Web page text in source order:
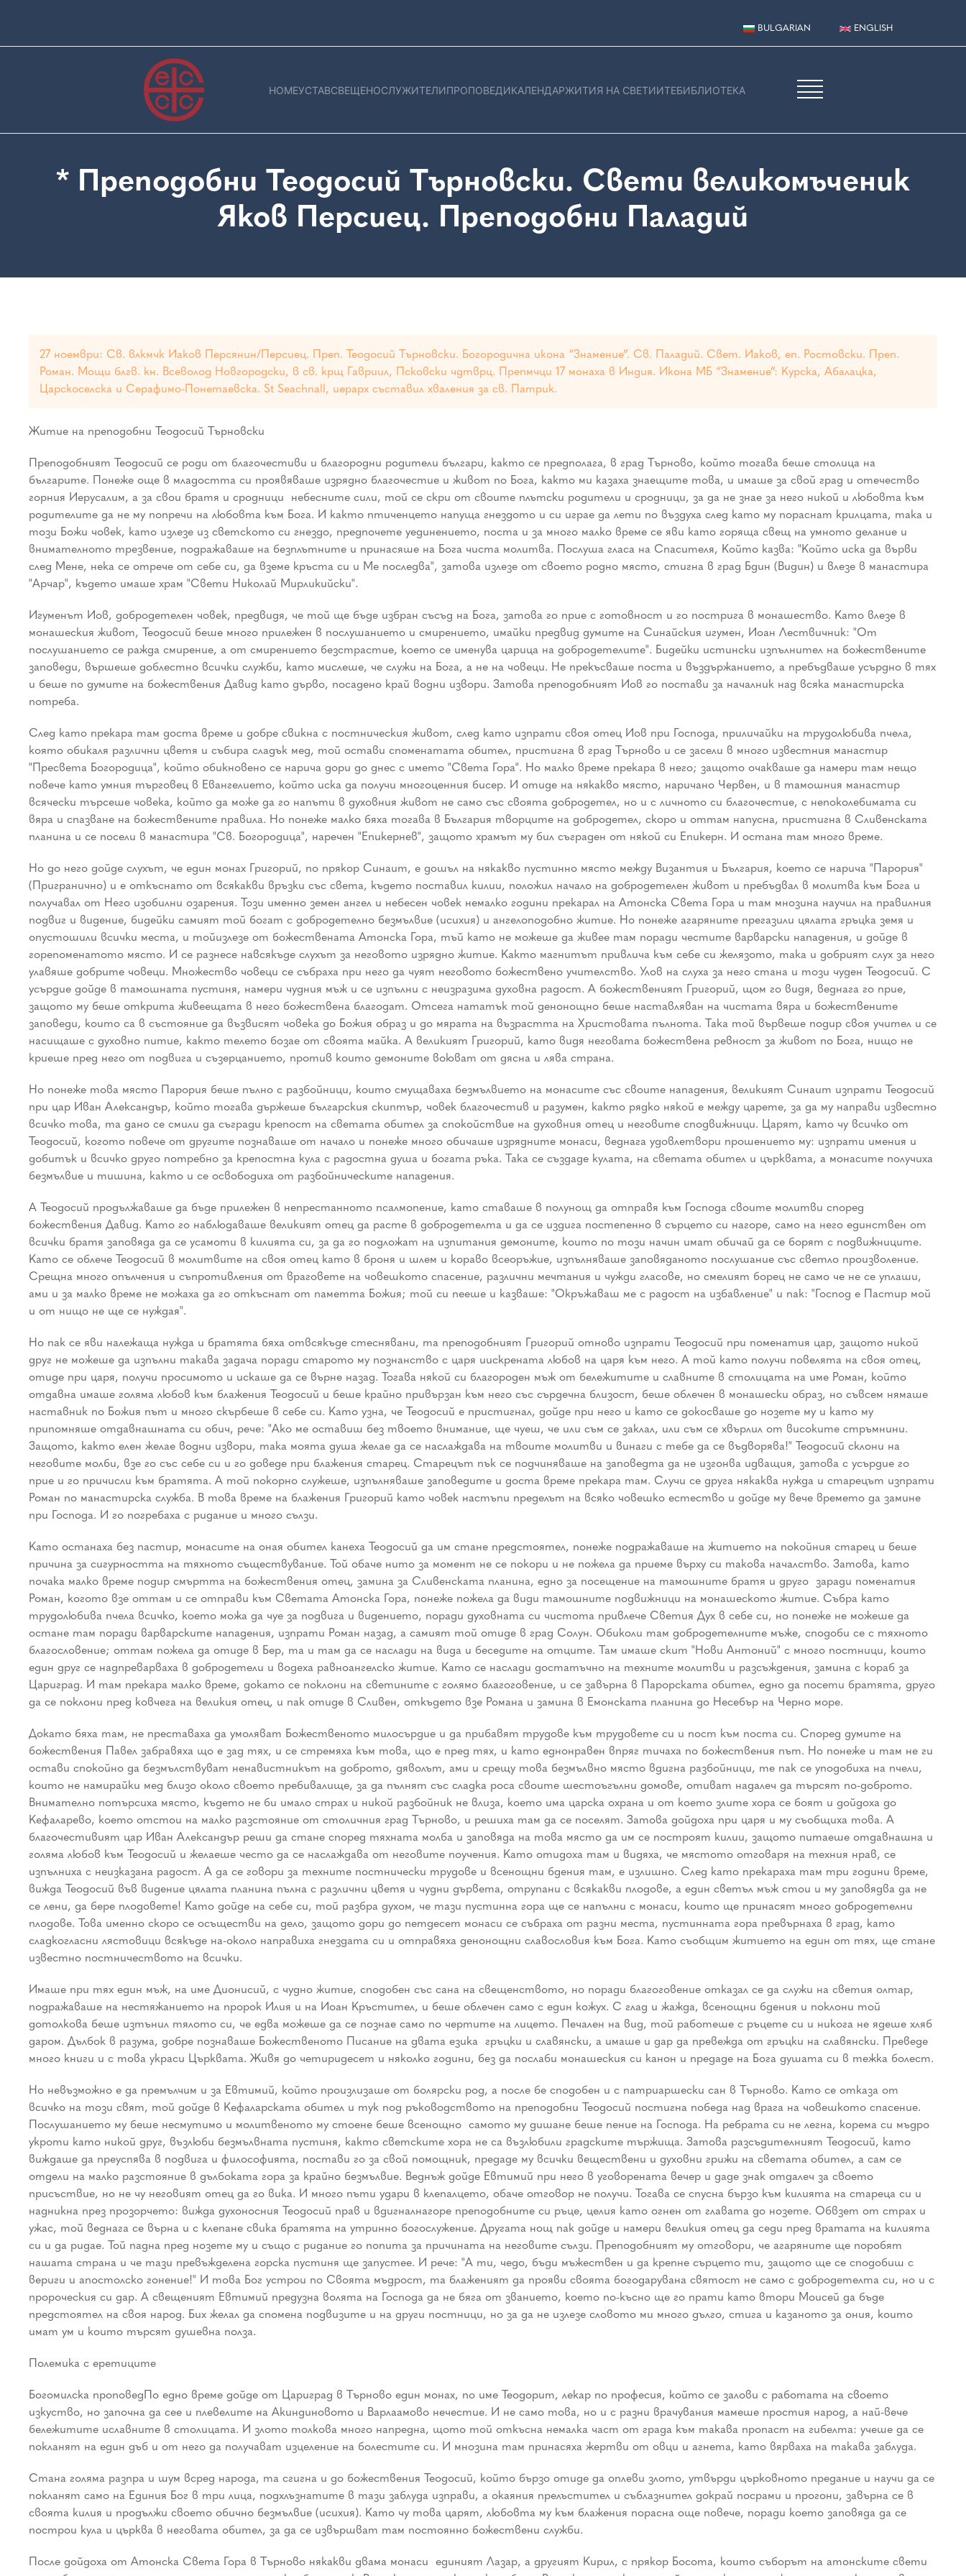
main
BULGARIAN ENGLISH
HOMEУСТАВСВЕЩЕНОСЛУЖИТЕЛИПРОПОВЕДИКАЛЕНДАРЖИТИЯ НА СВЕТИИТЕБИБЛИОТЕКА
* Преподобни Теодосий Търновски. Свети великомъченик
Яков Персиец. Преподобни Паладий
27 ноември: Св. влкмчк Иаков Персянин/Персиец. Преп. Теодосий Търновски. Богородична икона “Знамение”. Св. Паладий. Свет. Иаков, еп. Ростовски. Преп.
Роман. Мощи блгв. кн. Всеволод Новгородски, в св. крщ Гавриил, Псковски чдтврц. Препмчци 17 монаха в Индия. Икона МБ “Знамение”: Курска, Абалацка,
Царскоселска и Серафимо-Понетаевска. St Seachnall, иерарх съставил хваления за св. Патрик.
Житие на преподобни Теодосий Търновски
Преподобният Теодосий се роди от благочестиви и благородни родители българи, както се предполага, в град Търново, който тогава беше столица на
българите. Понеже още в младостта си проявяваше изрядно благочестие и живот по Бога, както ми казаха знаещите това, и имаше за свой град и отечество
горния Иерусалим, а за свои братя и сродници ­ небесните сили, той се скри от своите плътски родители и сродници, за да не знае за него никой и любовта към
родителите да не му попречи на любовта към Бога. И както птиченцето напуща гнездото и си играе да лети по въздуха след като му пораснат крилцата, така и
този Божи човек, като излезе из светското си гнездо, предпочете уединението, поста и за много малко време се яви като горяща свещ на умното делание и
внимателното трезвение, подражаваше на безплътните и принасяше на Бога чиста молитва. Послуша гласа на Спасителя, Който казва: "Който иска да върви
след Мене, нека се отрече от себе си, да вземе кръста си и Ме последва", затова излезе от своето родно място, стигна в град Бдин (Видин) и влезе в манастира
"Арчар", където имаше храм "Свети Николай Мирликийски".
Игуменът Иов, добродетелен човек, предвидя, че той ще бъде избран съсъд на Бога, затова го прие с готовност и го пострига в монашество. Като влезе в
монашеския живот, Теодосий беше много прилежен в послушанието и смирението, имайки предвид думите на Синайския игумен, Иоан Лествичник: "От
послушанието се ражда смирение, а от смирението безстрастие, което се именува царица на добродетелите". Бидейки истински изпълнител на божествените
заповеди, вършеше доблестно всички служби, като мислеше, че служи на Бога, а не на човеци. Не прекъсваше поста и въздържанието, а пребъдваше усърдно в тях
и беше по думите на божествения Давид като дърво, посадено край водни извори. Затова преподобният Иов го постави за началник над всяка манастирска
потреба.
След като прекара там доста време и добре свикна с постническия живот, след като изпрати своя отец Иов при Господа, приличайки на трудолюбива пчела,
която обикаля различни цветя и събира сладък мед, той остави споменатата обител, пристигна в град Търново и се засели в много известния манастир
"Пресвета Богородица", който обикновено се нарича дори до днес с името "Света Гора". Но малко време прекара в него; защото очакваше да намери там нещо
повече като умния търговец в Евангелието, който иска да получи многоценния бисер. И отиде на някакво място, наричано Червен, и в тамошния манастир
всячески търсеше човека, който да може да го напъти в духовния живот не само със своята добродетел, но и с личното си благочестие, с непоколебимата си
вяра и спазване на божествените правила. Но понеже малко бяха тогава в България творците на добродетел, скоро и оттам напусна, пристигна в Сливенската
планина и се посели в манастира "Св. Богородица", наречен "Епикернев", защото храмът му бил съграден от някой си Епикерн. И остана там много време.
Но до него дойде слухът, че един монах Григорий, по прякор Синаит, е дошъл на някакво пустинно място между Византия и България, което се нарича "Парория"
(Пригранично) и е откъснато от всякакви връзки със света, където поставил килии, положил начало на добродетелен живот и пребъдвал в молитва към Бога и
получавал от Него изобилни озарения. Този именно земен ангел и небесен човек немалко години прекарал на Атонска Света Гора и там мнозина научил на правилния
подвиг и видение, бидейки самият той богат с добродетелно безмълвие (исихия) и ангелоподобно житие. Но понеже агаряните прегазили цялата гръцка земя и
опустошили всички места, и тойизлезе от божествената Атонска Гора, тъй като не можеше да живее там поради честите варварски нападения, и дойде в
горепоменатото място. И се разнесе навсякъде слухът за неговото изрядно житие. Както магнитът привлича към себе си желязото, така и добрият слух за него
улавяше добрите човеци. Множество човеци се събраха при него да чуят неговото божествено учителство. Улов на слуха за него стана и този чуден Теодосий. С
усърдие дойде в тамошната пустиня, намери чудния мъж и се изпълни с неизразима духовна радост. А божественият Григорий, щом го видя, веднага го прие,
защото му беше открита живеещата в него божествена благодат. Отсега нататък той денонощно беше наставляван на чистата вяра и божествените
заповеди, които са в състояние да възвисят човека до Божия образ и до мярата на възрастта на Христовата пълнота. Така той вървеше подир своя учител и се
насищаше с духовно питие, както телето бозае от своята майка. А великият Григорий, като видя неговата божествена ревност за живот по Бога, нищо не
криеше пред него от подвига и съзерцанието, против които демоните воюват от дясна и лява страна.
Но понеже това място Парория беше пълно с разбойници, които смущаваха безмълвието на монасите със своите нападения, великият Синаит изпрати Теодосий
при цар Иван Александър, който тогава държеше българския скиптър, човек благочестив и разумен, както рядко някой е между царете, за да му направи известно
всичко това, та дано се смили да съгради крепост на светата обител за спокойствие на духовния отец и неговите сподвижници. Царят, като чу всичко от
Теодосий, когото повече от другите познаваше от начало и понеже много обичаше изрядните монаси, веднага удовлетвори прошението му: изпрати имения и
добитък и всичко друго потребно за крепостна кула с радостна душа и богата ръка. Така се създаде кулата, на светата обител и църквата, а монасите получиха
безмълвие и тишина, както и се освободиха от разбойническите нападения.
А Теодосий продължаваше да бъде прилежен в непрестанното псалмопение, като ставаше в полунощ да отправя към Господа своите молитви според
божествения Давид. Като го наблюдаваше великият отец да расте в добродетелта и да се издига постепенно в сърцето си нагоре, само на него единствен от
всички братя заповяда да се усамоти в килията си, за да го подложат на изпитания демоните, които по този начин имат обичай да се борят с подвижниците.
Като се облече Теодосий в молитвите на своя отец като в броня и шлем и кораво всеоръжие, изпълняваше заповяданото послушание със светло произволение.
Срещна много опълчения и съпротивления от враговете на човешкото спасение, различни мечтания и чужди гласове, но смелият борец не само че не се уплаши,
ами и за малко време не можаха да го откъснат от паметта Божия; той си пееше и казваше: "Окръжаваш ме с радост на избавление" и пак: "Господ е Пастир мой
и от нищо не ще се нуждая".
Но пак се яви належаща нужда и братята бяха отвсякъде стеснявани, та преподобният Григорий отново изпрати Теодосий при поменатия цар, защото никой
друг не можеше да изпълни такава задача поради старото му познанство с царя иискрената любов на царя към него. А той като получи повелята на своя отец,
отиде при царя, получи просимото и искаше да се върне назад. Тогава някой си благороден мъж от бележитите и славните в столицата на име Роман, който
отдавна имаше голяма любов към блажения Теодосий и беше крайно привързан към него със сърдечна близост, беше облечен в монашески образ, но съвсем нямаше
наставник по Божия път и много скърбеше в себе си. Като узна, че Теодосий е пристигнал, дойде при него и като се докосваше до нозете му и като му
припомняше отдавнашната си обич, рече: "Ако ме оставиш без твоето внимание, ще чуеш, че или съм се заклал, или съм се хвърлил от високите стръмнини.
Защото, както елен желае водни извори, така моята душа желае да се наслаждава на твоите молитви и винаги с тебе да се въдворява!" Теодосий склони на
неговите молби, взе го със себе си и го доведе при блажения старец. Старецът пък се подчиняваше на заповедта да не изгонва идващия, затова с усърдие го
прие и го причисли към братята. А той покорно служеше, изпълняваше заповедите и доста време прекара там. Случи се друга някаква нужда и старецът изпрати
Роман по манастирска служба. В това време на блажения Григорий като човек настъпи пределът на всяко човешко естество и дойде му вече времето да замине
при Господа. И го погребаха с ридание и много сълзи.
Като останаха без пастир, монасите на оная обител канеха Теодосий да им стане предстоятел, понеже подражаваше на житието на покойния старец и беше
причина за сигурността на тяхното съществувание. Той обаче нито за момент не се покори и не пожела да приеме върху си такова началство. Затова, като
почака малко време подир смъртта на божествения отец, замина за Сливенската планина, едно за посещение на тамошните братя и друго ­ заради поменатия
Роман, когото взе оттам и се отправи към Светата Атонска Гора, понеже пожела да види тамошните подвижници на монашеското житие. Събра като
трудолюбива пчела всичко, което можа да чуе за подвига и видението, поради духовната си чистота привлече Светия Дух в себе си, но понеже не можеше да
остане там поради варварските нападения, изпрати Роман назад, а самият той отиде в град Солун. Обиколи там добродетелните мъже, сподоби се с тяхното
благословение; оттам пожела да отиде в Бер, та и там да се наслади на вида и беседите на отците. Там имаше скит "Нови Антоний" с много постници, които
един друг се надпреварваха в добродетели и водеха равноангелско житие. Като се наслади достатъчно на техните молитви и разсъждения, замина с кораб за
Цариград. И там прекара малко време, докато се поклони на светините с голямо благоговение, и се завърна в Парорската обител, едно да посети братята, друго
да се поклони пред ковчега на великия отец, и пак отиде в Сливен, откъдето взе Романа и замина в Емонската планина до Несебър на Черно море.
Докато бяха там, не преставаха да умоляват Божественото милосърдие и да прибавят трудове към трудовете си и пост към поста си. Според думите на
божествения Павел забравяха що е зад тях, и се стремяха към това, що е пред тях, и като еднонравен впряг тичаха по божествения път. Но понеже и там не ги
остави спокойно да безмълствуват ненавистникът на доброто, дяволът, ами и срещу това безмълвно място вдигна разбойници, те пак се уподобиха на пчели,
които не намирайки мед близо около своето пребивалище, за да пълнят със сладка роса своите шестоъгълни домове, отиват надалеч да търсят по-доброто.
Внимателно потърсиха място, където не би имало страх и никой разбойник не влиза, което има царска охрана и от което злите хора се боят и дойдоха до
Кефаларево, което отстои на малко разстояние от столичния град Търново, и решиха там да се поселят. Затова дойдоха при царя и му съобщиха това. А
благочестивият цар Иван Александър реши да стане според тяхната молба и заповяда на това място да им се построят килии, защото питаеше отдавнашна и
голяма любов към Теодосий и желаеше често да се наслаждава от неговите поучения. Като отидоха там и видяха, че мястото отговаря на техния нрав, се
изпълниха с неизказана радост. А да се говори за техните постнически трудове и всенощни бдения там, е излишно. След като прекараха там три години време,
вижда Теодосий във видение цялата планина пълна с различни цветя и чудни дървета, отрупани с всякакви плодове, а един светъл мъж стои и му заповядва да не
се лени, да бере плодовете! Като дойде на себе си, той разбра духом, че тази пустинна гора ще се напълни с монаси, които ще принасят много добродетелни
плодове. Това именно скоро се осъществи на дело, защото дори до петдесет монаси се събраха от разни места, пустинната гора превърнаха в град, като
сладкогласни лястовици всякъде на-около направиха гнездата си и отправяха денонощни славословия към Бога. Като съобщим житието на един от тях, ще стане
известно постничеството на всички.
Имаше при тях един мъж, на име Дионисий, с чудно житие, сподобен със сана на свещенството, но поради благоговение отказал се да служи на светия олтар,
подражаваше на нестяжанието на пророк Илия и на Иоан Кръстител, и беше облечен само с един кожух. С глад и жажда, всенощни бдения и поклони той
дотолкова беше изтънил тялото си, че едва можеше да се познае само по чертите на лицето. Печален на вид, той работеше с ръцете си и никога не ядеше хляб
даром. Дълбок в разума, добре познаваше Божественото Писание на двата езика ­ гръцки и славянски, а имаше и дар да превежда от гръцки на славянски. Преведе
много книги и с това украси Църквата. Живя до четиридесет и няколко години, без да послаби монашеския си канон и предаде на Бога душата си в тежка болест.
Но невъзможно е да премълчим и за Евтимий, който произлизаше от болярски род, а после бе сподобен и с патриаршески сан в Търново. Като се отказа от
всичко на този свят, той дойде в Кефаларската обител и тук под ръководството на преподобни Теодосий постигна победа над врага на човешкото спасение.
Послушанието му беше несмутимо и молитвеното му стоене беше всенощно ­ самото му дишане беше пение на Господа. На ребрата си не легна, корема си мъдро
укроти като никой друг, възлюби безмълвната пустиня, както светските хора не са възлюбили градските тържища. Затова разсъдителният Теодосий, като
виждаше да преуспява в подвига и философията, постави го за свой помощник, предаде му всички веществени и духовни грижи на светата обител, а сам се
отдели на малко разстояние в дълбоката гора за крайно безмълвие. Веднъж дойде Евтимий при него в уговорената вечер и даде знак отдалеч за своето
присъствие, но не чу неговият отец да го вика. И много пъти удари в клепалцето, обаче отговор не получи. Тогава се спусна бързо към килията на стареца си и
надникна през прозорчето: вижда духоносния Теодосий прав и вдигналнагоре преподобните си ръце, целия като огнен от главата до нозете. Обвзет от страх и
ужас, той веднага се върна и с клепане свика братята на утринно богослужение. Другата нощ пак дойде и намери великия отец да седи пред вратата на килията
си и да ридае. Той падна пред нозете му и също с ридание го попита за причината на неговите сълзи. Преподобният му отговори, че агаряните ще поробят
нашата страна и че тази превъжделена горска пустиня ще запустее. И рече: "А ти, чедо, бъди мъжествен и да крепне сърцето ти, защото ще се сподобиш с
вериги и апостолско гонение!" И това Бог устрои по Своята мъдрост, та блаженият да прояви своята богодарувана святост не само с добродетелта си, но и с
пророческия си дар. А свещеният Евтимий предузна волята на Господа да не бяга от званието, което по-късно ще го прати като втори Моисей да бъде
предстоятел на своя народ. Бих желал да спомена подвизите и на други постници, но за да не излезе словото ми много дълго, стига и казаното за ония, които
имат ум и които търсят душевна полза.
Полемика с еретиците
Богомилска проповедПо едно време дойде от Цариград в Търново един монах, по име Теодорит, лекар по професия, който се залови с работата на своето
изкуство, но започна да сее и плевелите на Акиндиновото и Варлаамово нечестие. И не само това, но и с разни врачувания мамеше простия народ, а най-вече
бележитите иславните в столицата. И злото толкова много напредна, щото той откъсна немалка част от града към такава пропаст на гибелта: учеше да се
покланят на един дъб и от него да получават изцеление на болестите си. И мнозина там принасяха жертви от овци и агнета, като вярваха на такава заблуда.
Стана голяма разпра и шум всред народа, та сгигна и до божествения Теодосий, който бързо отиде да оплеви злото, утвърди църковното предание и научи да се
покланят само на Единия Бог в три лица, подхлъзнатите в тази заблуда изправи, а окаяния прелъстител и съблазнител докрай посрами и прогони, завърна се в
своята килия и продължи своето обично безмълвие (исихия). Като чу това царят, любовта му към блажения порасна още повече, поради което заповяда да се
построи кула и църква в неговата обител, за да се извършват там постоянно божествени служби.
После дойдоха от Атонска Света Гора в Търново някакви двама монаси ­ единият Лазар, а другият Кирил, с прякор Босота, които съборът на атонските свети